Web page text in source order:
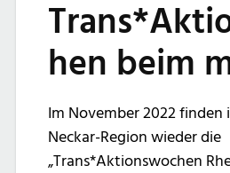
hen beim
Im November 2022 finden
Neckar-Region wieder die
„Trans*Aktionswochen